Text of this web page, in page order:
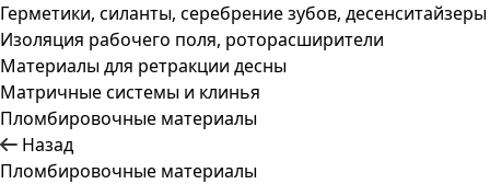
Герметики, силанты, серебрение зубов, десенситайзеры
Изоляция рабочего поля, роторасширители
Материалы для ретракции десны
Матричные системы и клинья
Пломбировочные материалы
Назад
Пломбировочные материалы